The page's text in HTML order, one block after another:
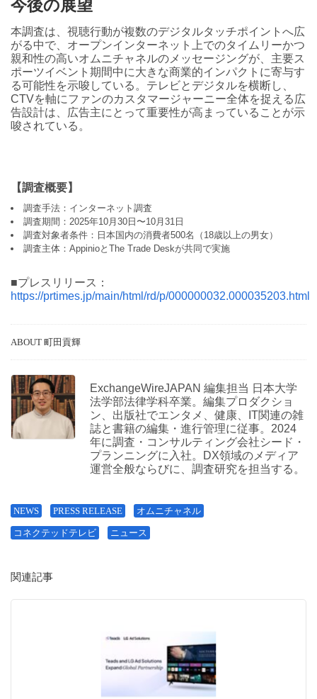
今後の展望
本調査は、視聴行動が複数のデジタルタッチポイントへ広
がる中で、オープンインターネット上でのタイムリーかつ
親和性の高いオムニチャネルのメッセージングが、主要ス
ポーツイベント期間中に大きな商業的インパクトに寄与す
る可能性を示唆している。テレビとデジタルを横断し、
CTVを軸にファンのカスタマージャーニー全体を捉える広
告設計は、広告主にとって重要性が高まっていることが示
唆されている。
【調査概要】
調査手法：インターネット調査
調査期間：2025年10月30日〜10月31日
調査対象者条件：日本国内の消費者500名（18歳以上の男女）
調査主体：AppinioとThe Trade Deskが共同で実施
■プレスリリース：
https://prtimes.jp/main/html/rd/p/000000032.000035203.html
ABOUT 町田貢輝
ExchangeWireJAPAN 編集担当 日本大学
法学部法律学科卒業。編集プロダクショ
ン、出版社でエンタメ、健康、IT関連の雑
誌と書籍の編集・進行管理に従事。2024
年に調査・コンサルティング会社シード・
プランニングに入社。DX領域のメディア
運営全般ならびに、調査研究を担当する。
NEWS PRESS RELEASE オムニチャネル
コネクテッドテレビ ニュース
関連記事